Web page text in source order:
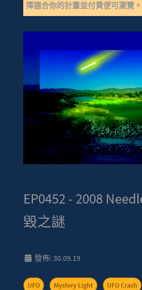
擇適合你的計畫並付費便可瀏覽。
EP0452 - 2008
毀之謎
發佈: 30.09.19
UFO Mystery Light UFO Crash